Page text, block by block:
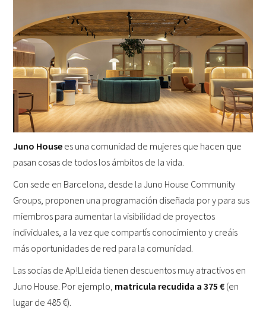
Juno House es una comunidad de mujeres que hacen que
pasan cosas de todos los ámbitos de la vida.
Con sede en Barcelona, desde la Juno House Community
Groups, proponen una programación diseñada por y para sus
miembros para aumentar la visibilidad de proyectos
individuales, a la vez que compartís conocimiento y creáis
más oportunidades de red para la comunidad.
Las socias de Ap!Lleida tienen descuentos muy atractivos en
Juno House. Por ejemplo, matricula recudida a 375 € (en
lugar de 485 €).